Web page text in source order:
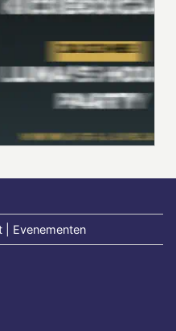
| Evenementen